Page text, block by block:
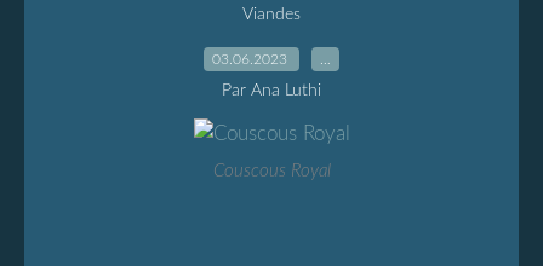
Viandes
03.06.2023
Par Ana Luthi
Couscous Royal